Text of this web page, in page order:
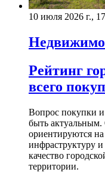
10 июля 2026 г.,
Рейтинг
всего
Вопрос покупки
быть
ориентируются
инфраструктуру
качество
территории.